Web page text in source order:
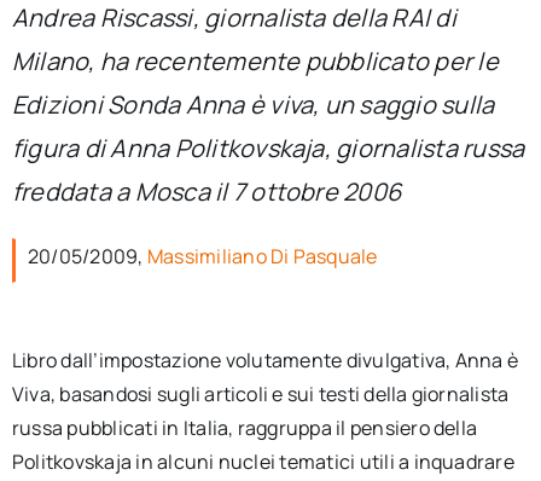
Sezioni
Chi siamo
Cerca
Ita
Andrea Riscassi, giornalista della RAI di
Milano, ha recentemente pubblicato per le
Edizioni Sonda Anna è viva, un saggio sulla
figura di Anna Politkovskaja, giornalista russa
freddata a Mosca il 7 ottobre 2006
20/05/2009, Massimiliano Di Pasquale
Libro dall’impostazione volutamente divulgativa, Anna è
Viva, basandosi sugli articoli e sui testi della giornalista
russa pubblicati in Italia, raggruppa il pensiero della
Politkovskaja in alcuni nuclei tematici utili a inquadrare